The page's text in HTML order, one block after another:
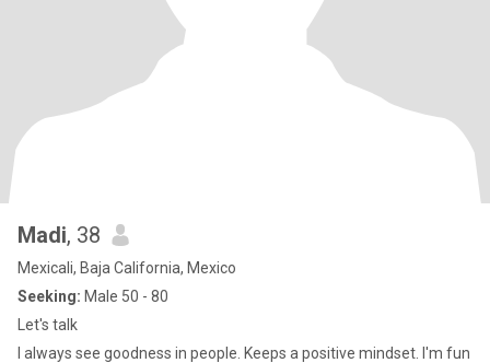
Madi, 38
Mexicali, Baja California, Mexico
Seeking: Male 50 - 80
Let's talk
I always see goodness in people. Keeps a positive mindset. I'm fun